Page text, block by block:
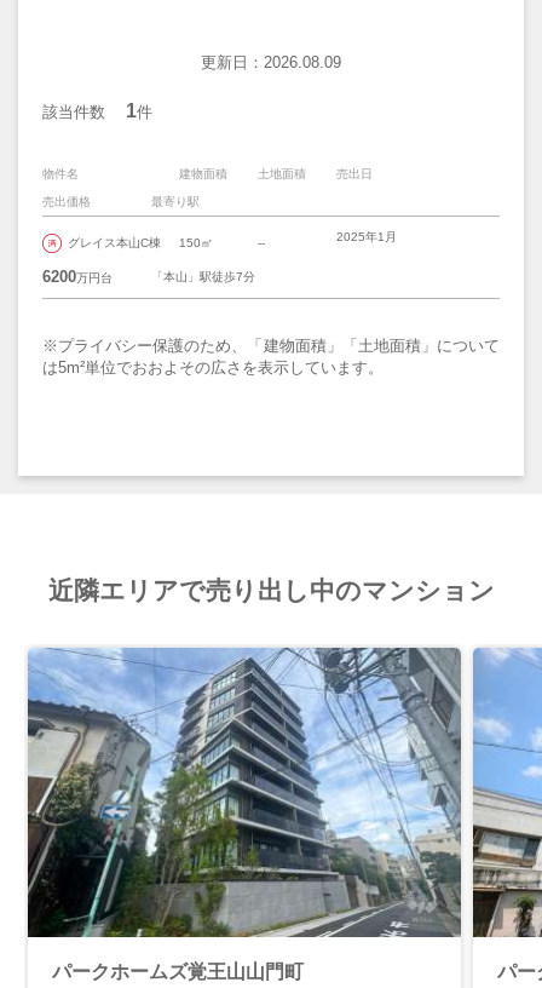
更新日：2026.08.09
該当件数 1件
物件名 売出日
売出価格
建物面積 土地面積
最寄り駅
グレイス本山C棟 2025年1月
6200万円台
150㎡ --
「本山」駅徒歩7分
※プライバシー保護のため、「建物面積」「土地面積」について
は5m²単位でおおよその広さを表示しています。
近隣エリアで売り出し中のマンション
パークホームズ覚王山山門町 パー